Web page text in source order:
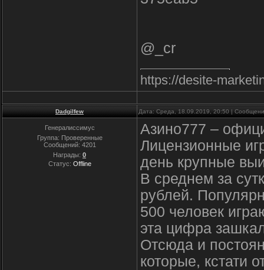
@_cr
https://desite-
Dadgilfew Дата: Среда, 18.09.2019, 20:50 |
Генералиссимус
Группа: Проверенные
Сообщений: 4201
Награды: 0
Статус: Offline
Азино777 –
Лицензионные
день крупные
В среднем за
рублей.
500 человек
эта цифра
Отсюда и
которые, кстати